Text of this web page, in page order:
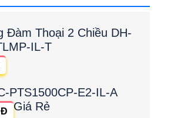
Đàm Thoại 2 Chiều DH-
IL-T
PTS1500CP-E2-IL-A
Giá Rẻ